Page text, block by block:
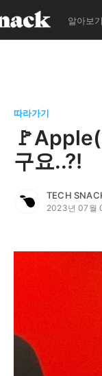
알아보기
따라가기
구요..?!
더보기
TECH
2023년 07월